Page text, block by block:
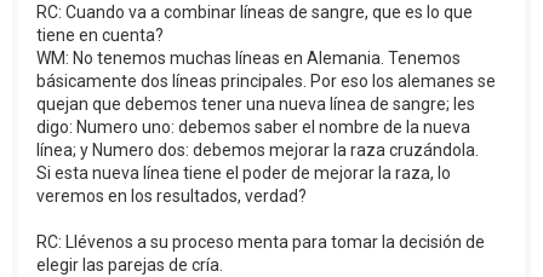
RC: Cuando va a combinar líneas de sangre, que es lo que
tiene en cuenta?
WM: No tenemos muchas líneas en Alemania. Tenemos
básicamente dos líneas principales. Por eso los alemanes se
quejan que debemos tener una nueva línea de sangre; les
digo: Numero uno: debemos saber el nombre de la nueva
línea; y Numero dos: debemos mejorar la raza cruzándola.
Si esta nueva línea tiene el poder de mejorar la raza, lo
veremos en los resultados, verdad?
RC: Llévenos a su proceso menta para tomar la decisión de
elegir las parejas de cría.